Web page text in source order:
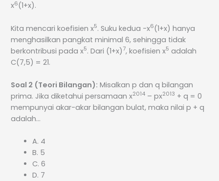
x6(1+x).
Kita mencari koefisien x5. Suku kedua -x6(1+x) hanya
menghasilkan pangkat minimal 6, sehingga tidak
berkontribusi pada x5. Dari (1+x) 7, koefisien x5 adalah
C(7,5) = 21.
Soal 2 (Teori Bilangan): Misalkan p dan q bilangan
prima. Jika diketahui persamaan x2014 – px2013 + q = 0
mempunyai akar-akar bilangan bulat, maka nilai p + q
adalah…
A. 4
B. 5
C. 6
D. 7